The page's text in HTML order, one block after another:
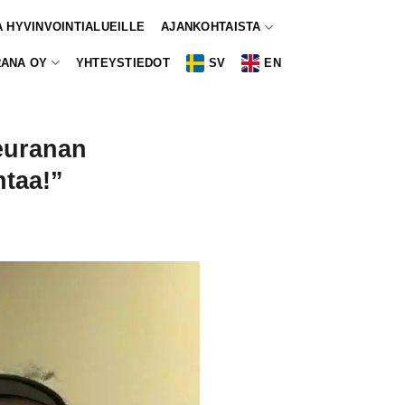
HYVINVOINTIALUEILLE AJANKOHTAISTA
OY YHTEYSTIEDOT SV EN